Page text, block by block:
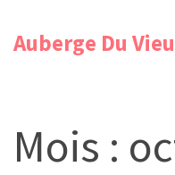
Auberge Du
Mois :